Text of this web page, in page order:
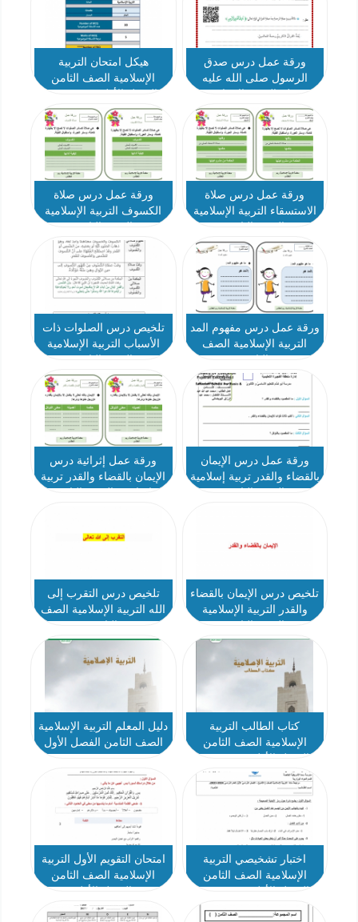
ورقة عمل درس صدق
الرسول صلى الله عليه
الصف الثامن
هيكل امتحان التربية
الإسلامية الصف الثامن
ورقة عمل درس صلاة
الاستسقاء التربية الإسلامية
ورقة عمل درس صلاة
الكسوف التربية الإسلامية
ورقة عمل درس مفهوم المد
التربية الإسلامية الصف
تلخيص درس الصلوات ذات
الأسباب التربية الإسلامية
ورقة عمل درس الإيمان
بالقضاء والقدر تربية إسلامية
ورقة عمل إثرائية درس
الإيمان بالقضاء والقدر تربية
تلخيص درس الإيمان بالقضاء
والقدر التربية الإسلامية
تلخيص درس التقرب إلى
الله التربية الإسلامية الصف
كتاب الطالب التربية
الإسلامية الصف الثامن
دليل المعلم التربية الإسلامية
الصف الثامن الفصل الأول
اختبار تشخيصي التربية
الإسلامية الصف الثامن
امتحان التقويم الأول التربية
الإسلامية الصف الثامن